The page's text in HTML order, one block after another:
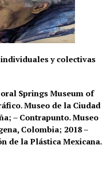
y colectivas
Springs Museum of
Museo de la Ciudad
– Contrapunto. Museo
Colombia; 2018 –
de la Plástica Mexicana.